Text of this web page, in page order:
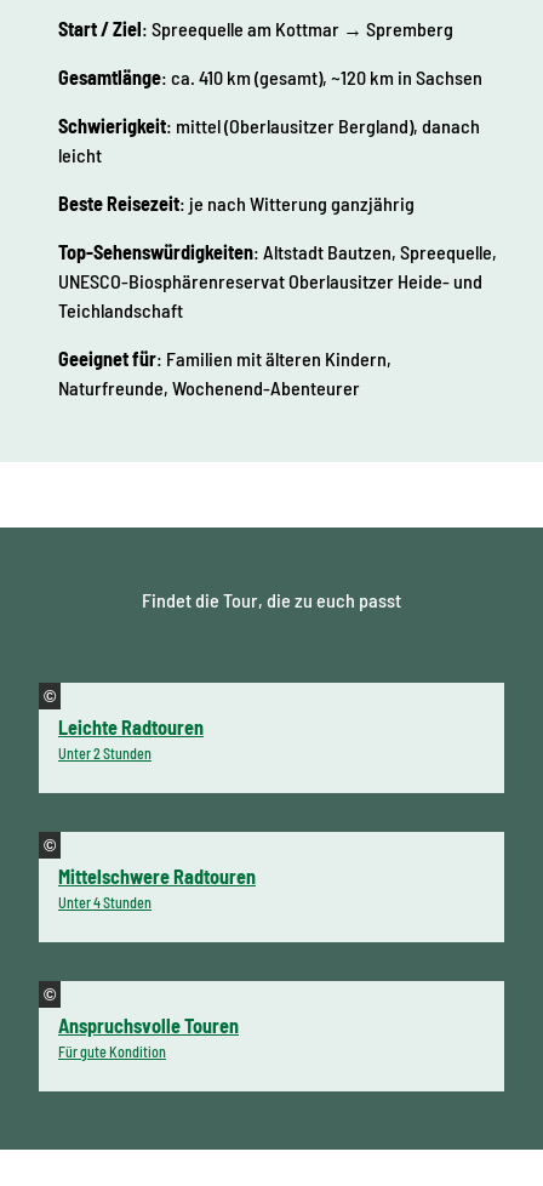
Start / Ziel: Spreequelle am Kottmar → Spremberg
Gesamtlänge: ca. 410 km (gesamt), ~120 km in Sachsen
Schwierigkeit: mittel (Oberlausitzer Bergland), danach
leicht
Beste Reisezeit: je nach Witterung ganzjährig
Top-Sehenswürdigkeiten: Altstadt Bautzen, Spreequelle,
UNESCO-Biosphärenreservat Oberlausitzer Heide- und
Teichlandschaft
Geeignet für: Familien mit älteren Kindern,
Naturfreunde, Wochenend-Abenteurer
Findet die Tour, die zu euch passt
©
Leichte Radtouren
Unter 2 Stunden
©
Mittelschwere Radtouren
Unter 4 Stunden
©
Anspruchsvolle Touren
Für gute Kondition